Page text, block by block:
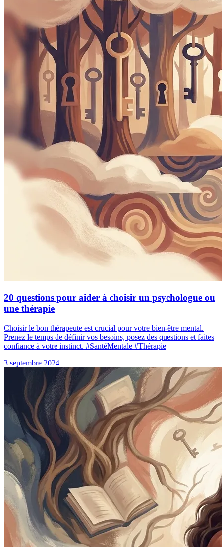
20 questions pour aider à choisir un psychologue ou
une thérapie
Choisir le bon thérapeute est crucial pour votre bien-être mental.
Prenez le temps de définir vos besoins, posez des questions et faites
confiance à votre instinct. #SantéMentale #Thérapie
3 septembre 2024